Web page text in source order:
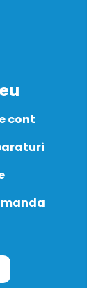
cont